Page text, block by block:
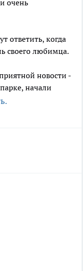
очень
ответить, когда
своего любимца.
новости -
начали